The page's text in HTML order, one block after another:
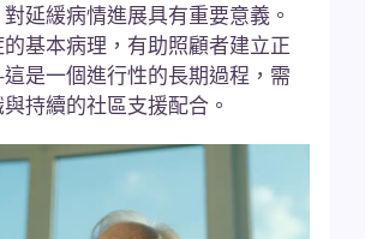
延緩病情進展具有重要意義。
基本病理，有助照顧者建立正
是一個進行性的長期過程，需
持續的社區支援配合。